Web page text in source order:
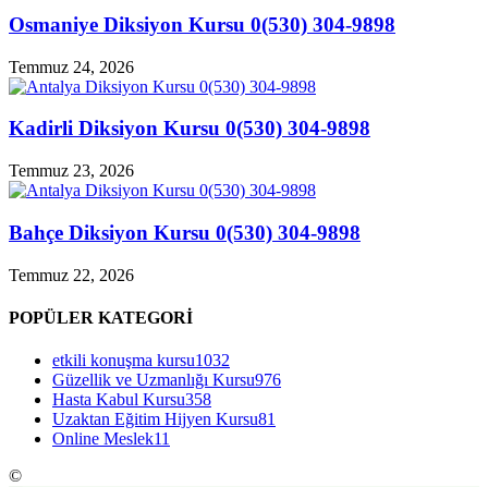
Osmaniye Diksiyon Kursu 0(530) 304-9898
Temmuz 24, 2026
Kadirli Diksiyon Kursu 0(530) 304-9898
Temmuz 23, 2026
Bahçe Diksiyon Kursu 0(530) 304-9898
Temmuz 22, 2026
POPÜLER KATEGORİ
etkili konuşma kursu1032
Güzellik ve Uzmanlığı Kursu976
Hasta Kabul Kursu358
Uzaktan Eğitim Hijyen Kursu81
Online Meslek11
©